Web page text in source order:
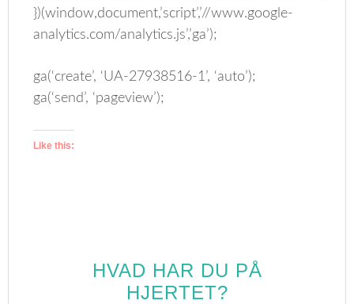
})(window,document,’script’,’//www.google-
analytics.com/analytics.js’,’ga’);
ga(‘create’, ‘UA-27938516-1’, ‘auto’);
ga(‘send’, ‘pageview’);
Like this:
HVAD HAR DU PÅ
HJERTET?